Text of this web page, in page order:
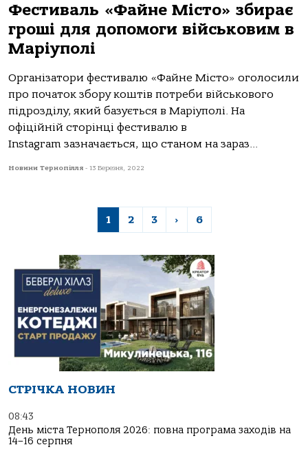
Фестиваль «Файне Місто» збирає
гроші для допомоги військовим в
Маріуполі
Організатори фестивалю «Файне Місто» оголосили
про початок збору коштів потреби військового
підрозділу, який базується в Маріуполі. На
офіційній сторінці фестивалю в
Instagram зазначається, що станом на зараз...
Новини Тернопілля - 13 Березня, 2022
1 2 3 › 6
СТРІЧКА НОВИН
08:43
День міста Тернополя 2026: повна програма заходів на
14–16 серпня